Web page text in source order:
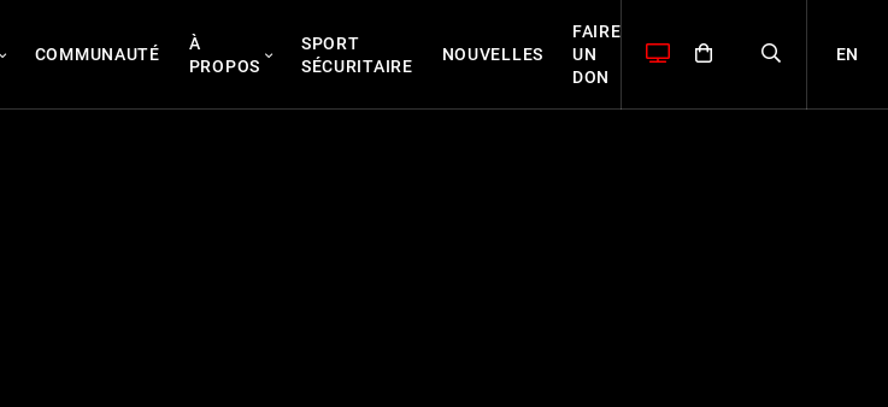
COMMUNAUTÉ
À
PROPOS
SPORT
SÉCURITAIRE
NOUVELLES
FAIRE
UN
DON
EN